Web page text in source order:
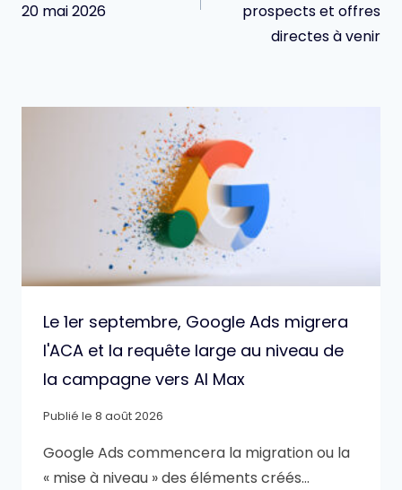
20 mai 2026
prospects et offres
directes à venir
Le 1er septembre, Google Ads migrera
l'ACA et la requête large au niveau de
la campagne vers AI Max
Publié le 8 août 2026
Google Ads commencera la migration ou la
« mise à niveau » des éléments créés…